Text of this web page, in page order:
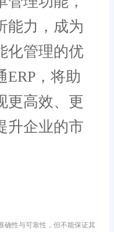
能力，成为
化管理的优
ERP，将助
更高效、更
升企业的市
确性与可靠性，但不能保证其